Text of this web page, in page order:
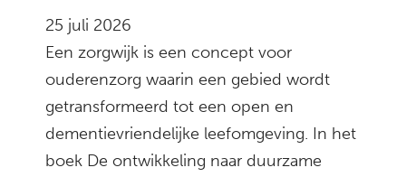
25 juli 2026
Een zorgwijk is een concept voor
ouderenzorg waarin een gebied wordt
getransformeerd tot een open en
dementievriendelijke leefomgeving. In het
boek De ontwikkeling naar duurzame